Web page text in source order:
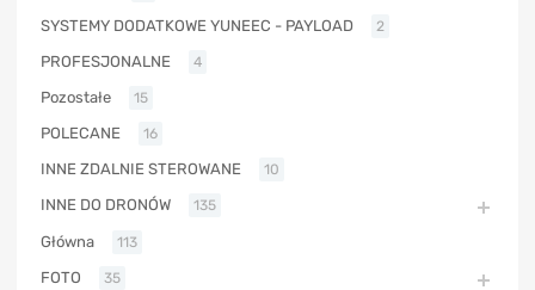
SYSTEMY DODATKOWE YUNEEC - PAYLOAD 2
PROFESJONALNE 4
Pozostałe 15
POLECANE 16
INNE ZDALNIE STEROWANE 10
INNE DO DRONÓW 135
Główna 113
FOTO 35